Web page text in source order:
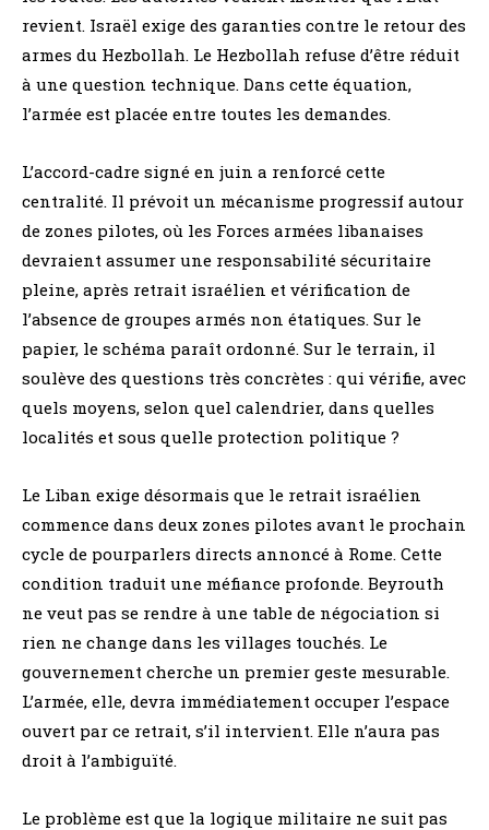
revient. Israël exige des garanties contre le retour des
armes du Hezbollah. Le Hezbollah refuse d’être réduit
à une question technique. Dans cette équation,
l’armée est placée entre toutes les demandes.
L’accord-cadre signé en juin a renforcé cette
centralité. Il prévoit un mécanisme progressif autour
de zones pilotes, où les Forces armées libanaises
devraient assumer une responsabilité sécuritaire
pleine, après retrait israélien et vérification de
l’absence de groupes armés non étatiques. Sur le
papier, le schéma paraît ordonné. Sur le terrain, il
soulève des questions très concrètes : qui vérifie, avec
quels moyens, selon quel calendrier, dans quelles
localités et sous quelle protection politique ?
Le Liban exige désormais que le retrait israélien
commence dans deux zones pilotes avant le prochain
cycle de pourparlers directs annoncé à Rome. Cette
condition traduit une méfiance profonde. Beyrouth
ne veut pas se rendre à une table de négociation si
rien ne change dans les villages touchés. Le
gouvernement cherche un premier geste mesurable.
L’armée, elle, devra immédiatement occuper l’espace
ouvert par ce retrait, s’il intervient. Elle n’aura pas
droit à l’ambiguïté.
Le problème est que la logique militaire ne suit pas